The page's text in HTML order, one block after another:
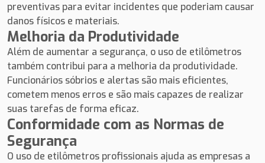
preventivas para evitar incidentes que poderiam causar
danos físicos e materiais.
Melhoria da Produtividade
Além de aumentar a segurança, o uso de etilômetros
também contribui para a melhoria da produtividade.
Funcionários sóbrios e alertas são mais eficientes,
cometem menos erros e são mais capazes de realizar
suas tarefas de forma eficaz.
Conformidade com as Normas de
Segurança
O uso de etilômetros profissionais ajuda as empresas a